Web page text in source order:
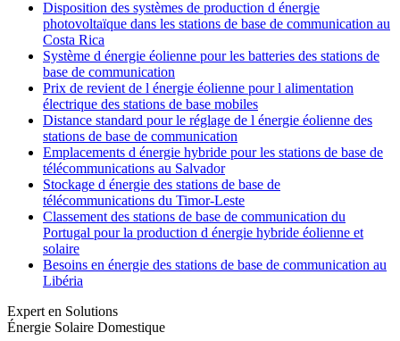
Disposition des systèmes de production d énergie
photovoltaïque dans les stations de base de communication au
Costa Rica
Système d énergie éolienne pour les batteries des stations de
base de communication
Prix de revient de l énergie éolienne pour l alimentation
électrique des stations de base mobiles
Distance standard pour le réglage de l énergie éolienne des
stations de base de communication
Emplacements d énergie hybride pour les stations de base de
télécommunications au Salvador
Stockage d énergie des stations de base de
télécommunications du Timor-Leste
Classement des stations de base de communication du
Portugal pour la production d énergie hybride éolienne et
solaire
Besoins en énergie des stations de base de communication au
Libéria
Expert en Solutions
Énergie Solaire Domestique